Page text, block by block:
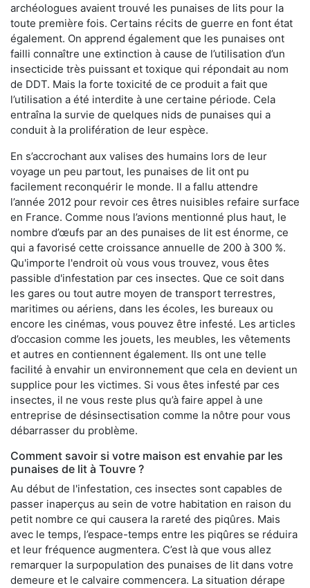
archéologues avaient trouvé les punaises de lits pour la
toute première fois. Certains récits de guerre en font état
également. On apprend également que les punaises ont
failli connaître une extinction à cause de l’utilisation d’un
insecticide très puissant et toxique qui répondait au nom
de DDT. Mais la forte toxicité de ce produit a fait que
l’utilisation a été interdite à une certaine période. Cela
entraîna la survie de quelques nids de punaises qui a
conduit à la prolifération de leur espèce.
En s’accrochant aux valises des humains lors de leur
voyage un peu partout, les punaises de lit ont pu
facilement reconquérir le monde. Il a fallu attendre
l’année 2012 pour revoir ces êtres nuisibles refaire surface
en France. Comme nous l’avions mentionné plus haut, le
nombre d’œufs par an des punaises de lit est énorme, ce
qui a favorisé cette croissance annuelle de 200 à 300 %.
Qu'importe l'endroit où vous vous trouvez, vous êtes
passible d'infestation par ces insectes. Que ce soit dans
les gares ou tout autre moyen de transport terrestres,
maritimes ou aériens, dans les écoles, les bureaux ou
encore les cinémas, vous pouvez être infesté. Les articles
d’occasion comme les jouets, les meubles, les vêtements
et autres en contiennent également. Ils ont une telle
facilité à envahir un environnement que cela en devient un
supplice pour les victimes. Si vous êtes infesté par ces
insectes, il ne vous reste plus qu’à faire appel à une
entreprise de désinsectisation comme la nôtre pour vous
débarrasser du problème.
Comment savoir si votre maison est envahie par les
punaises de lit à Touvre ?
Au début de l'infestation, ces insectes sont capables de
passer inaperçus au sein de votre habitation en raison du
petit nombre ce qui causera la rareté des piqûres. Mais
avec le temps, l’espace-temps entre les piqûres se réduira
et leur fréquence augmentera. C’est là que vous allez
remarquer la surpopulation des punaises de lit dans votre
demeure et le calvaire commencera. La situation dérape